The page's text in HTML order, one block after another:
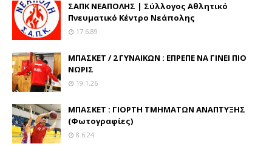
ΣΑΠΚ ΝΕΑΠΟΛΗΣ | Σύλλογος Αθλητικό
Πνευματικό Κέντρο Νεάπολης
17.6.89
ΜΠΑΣΚΕΤ / 2 ΓΥΝΑΙΚΩΝ : ΕΠΡΕΠΕ ΝΑ ΓΙΝΕΙ ΠΙΟ
ΝΩΡΙΣ
19.1.26
ΜΠΑΣΚΕΤ : ΓΙΟΡΤΗ ΤΜΗΜΑΤΩΝ ΑΝΑΠΤΥΞΗΣ
(Φωτογραφίες)
8.6.24